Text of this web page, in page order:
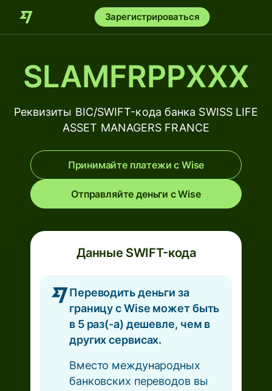
Зарегистрироваться
SLAMFRPPXXX
Реквизиты BIC/SWIFT-кода банка SWISS LIFE
ASSET MANAGERS FRANCE
Принимайте платежи с Wise
Отправляйте деньги с Wise
Данные SWIFT-кода
Переводить деньги за
границу с Wise может быть
в 5 раз(-а) дешевле, чем в
других сервисах.
Вместо международных
банковских переводов вы